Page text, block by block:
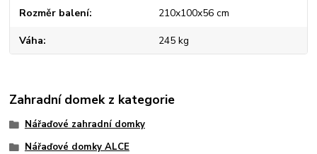
Rozměr balení 210x100x56 cm
Váha 245 kg
Zahradní domek z kategorie
Nářaďové zahradní domky
Nářaďové domky ALCE